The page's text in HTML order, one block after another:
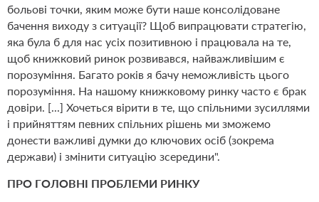
больові точки, яким може бути наше консолідоване
бачення виходу з ситуації? Щоб випрацювати стратегію,
яка була б для нас усіх позитивною і працювала на те,
щоб книжковий ринок розвивався, найважливішим є
порозуміння. Багато років я бачу неможливість цього
порозуміння. На нашому книжковому ринку часто є брак
довіри. [...] Хочеться вірити в те, що спільними зусиллями
і прийняттям певних спільних рішень ми зможемо
донести важливі думки до ключових осіб (зокрема
держави) і змінити ситуацію зсередини".
ПРО ГОЛОВНІ ПРОБЛЕМИ РИНКУ